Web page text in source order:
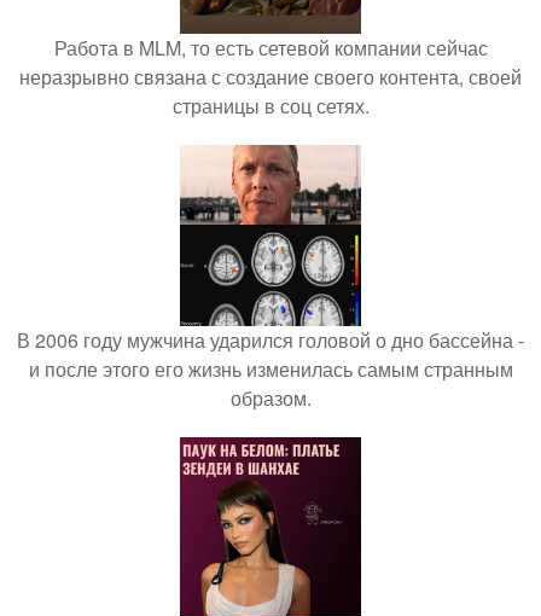
Работа в MLM, то есть сетевой компании сейчас
неразрывно связана с создание своего контента, своей
страницы в соц сетях.
В 2006 году мужчина ударился головой о дно бассейна -
и после этого его жизнь изменилась самым странным
образом.